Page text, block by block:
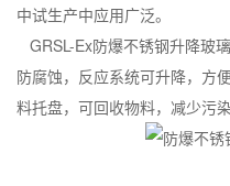
中试生产中应用广泛。
GRSL-Ex防爆不锈钢升降玻
防腐蚀，反应系统可升降，方
料托盘，可回收物料，减少污染